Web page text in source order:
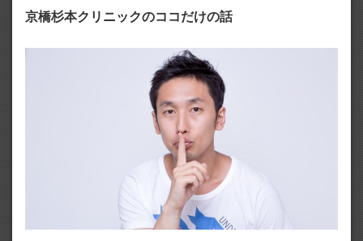
京橋杉本クリニックのココだけの話